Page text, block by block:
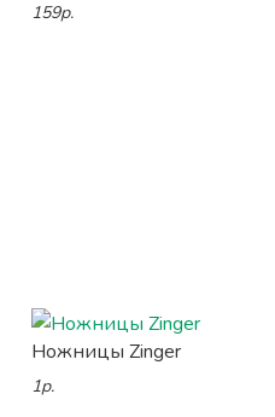
159р.
Ножницы Zinger
1р.